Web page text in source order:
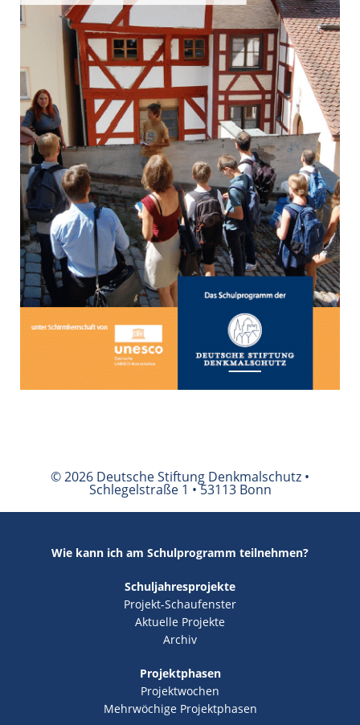
© 2026 Deutsche Stiftung Denkmalschutz •
Schlegelstraße 1 • 53113 Bonn
Wie kann ich am Schulprogramm teilnehmen?
Schuljahresprojekte
Projekt-Schaufenster
Aktuelle Projekte
Archiv
Projektphasen
Projektwochen
Mehrwöchige Projektphasen